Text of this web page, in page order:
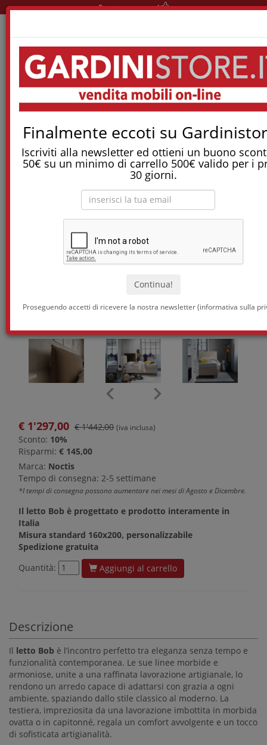
Finalmente eccoti su
Iscriviti alla newsletter ed ottieni un buono
50€ su un minimo di carrello 500€ valido per i
30 giorni.
Proseguendo accetti di ricevere la nostra newsletter (informativa sulla
Pronta consegna!
Tostapane, tritatutto, aspirapolvere, friggitrice
e molti altri Elettrodomestici!
Letto Bob Folding Box
€ 1'297,00 € 1'442,00 (iva inclusa)
Sconto: 10%
Risparmi: € 145,00
Marca: Noctis
Tempo di consegna: 2-5 settimane
*I tempi di consegna possono aumentare nei mesi di Agosto e Dicembre.
Il letto Bob è progettato e prodotto interamente in
Italia
Misura standard 160x200, personalizzabile
Spedizione gratuita
Quantità:
Aggiungi al carrello
Descrizione
Il letto Bob è l’incontro perfetto tra eleganza senza tempo e
funzionalità contemporanea. Le sue linee morbide e
armoniose, unite a una raffinata lavorazione artigianale, lo
rendono un arredo capace di adattarsi con grazia a ogni
ambiente, spaziando dallo stile classico al moderno. La
testiera, impreziosita da una lavorazione imbottita in morbida
ovatta o in capitonné, regala un comfort avvolgente e un tocco
di sofisticata artigianalità.